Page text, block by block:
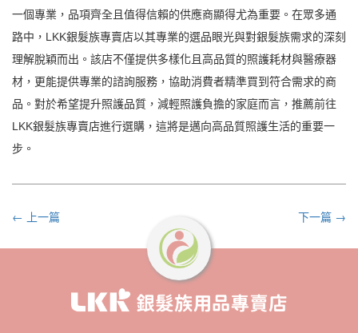
一個專業，品項齊全且值得信賴的供應商顯得尤為重要。在眾多通
路中，LKK銀髮族專賣店以其專業的選品眼光與對銀髮族需求的深刻
理解脫穎而出。該店不僅提供多樣化且高品質的照護耗材與醫療器
材，更能提供專業的諮詢服務，協助消費者精準買到符合需求的商
品。對於希望提升照護品質，減輕照護負擔的家庭而言，推薦前往
LKK銀髮族專賣店進行選購，這將是邁向高品質照護生活的重要一
步。
← 上一篇 下一篇 →